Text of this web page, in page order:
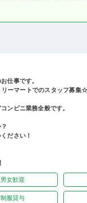
仕事です。
ーマートでのスタッフ募集
ンビニ業務全般です。
ださい！
男女歓迎
制服貸与